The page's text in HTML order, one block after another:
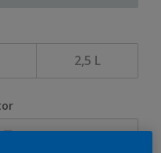
2,5 L
Bereken